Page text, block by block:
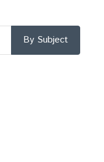
By Subject
"2o